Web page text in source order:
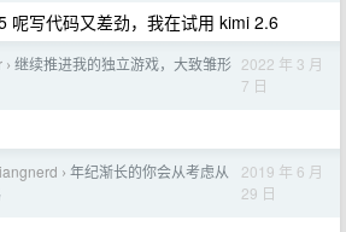
呢写代码又差劲，我在试用 kimi 2.6
› 继续推进我的独立游戏，大致雏形 2022 年 3 月
7 日
› 年纪渐长的你会从考虑从
2019 年 6 月
29 日